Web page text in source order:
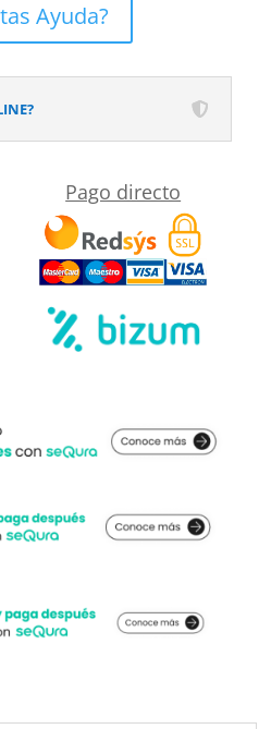
Ayuda?
Pago directo